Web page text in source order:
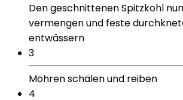
Den geschnittenen Spitzkohl
vermengen und feste
entwässern
3
Möhren schälen und reiben
4